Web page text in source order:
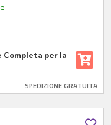
Completa per la
SPEDIZIONE GRATUITA